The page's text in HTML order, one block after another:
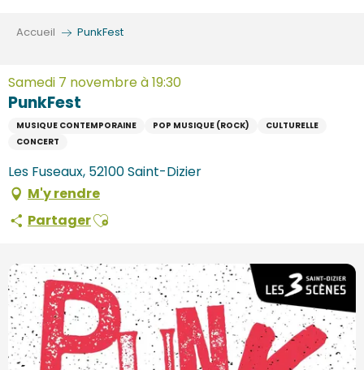
Accueil PunkFest
Samedi 7 novembre à 19:30
PunkFest
MUSIQUE CONTEMPORAINE POP MUSIQUE (ROCK)
CULTURELLE
CONCERT
Les Fuseaux, 52100 Saint-Dizier
M'y rendre
PartagerAjouter aux favoris